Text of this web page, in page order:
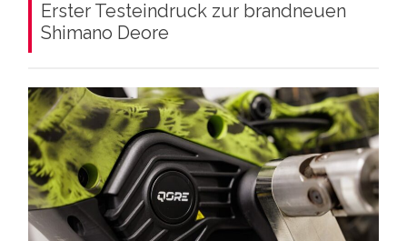
Erster Testeindruck zur brandneuen
Shimano Deore